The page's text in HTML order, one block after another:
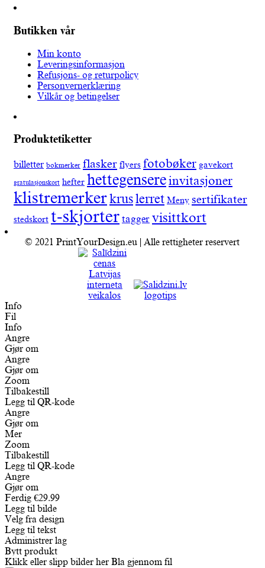
Butikken vår
Min konto
Leveringsinformasjon
Refusjons- og returpolicy
Personvernerklæring
Vilkår og betingelser
Produktetiketter
billetter bokmerker flasker flyers fotobøker gavekort
gratulasjonskort hefter hettegensereinvitasjoner
klistremerkerkruslerret Meny sertifikater
stedskort t-skjorter tagger visittkort
© 2021 PrintYourDesign.eu | Alle rettigheter reservert
Info
Fil
Info
Angre
Gjør om
Angre
Gjør om
Zoom
Tilbakestill
Legg til QR-kode
Angre
Gjør om
Mer
Zoom
Tilbakestill
Legg til QR-kode
Angre
Gjør om
Ferdig €29.99
Legg til bilde
Velg fra design
Legg til tekst
Administrer lag
Bytt produkt
Klikk eller slipp bilder her Bla gjennom fil